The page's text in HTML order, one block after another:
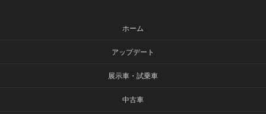
ホーム
アップデート
展示車・試乗車
中古車